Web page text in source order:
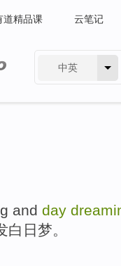
道精品课 云笔记
中英
and day
白日梦。